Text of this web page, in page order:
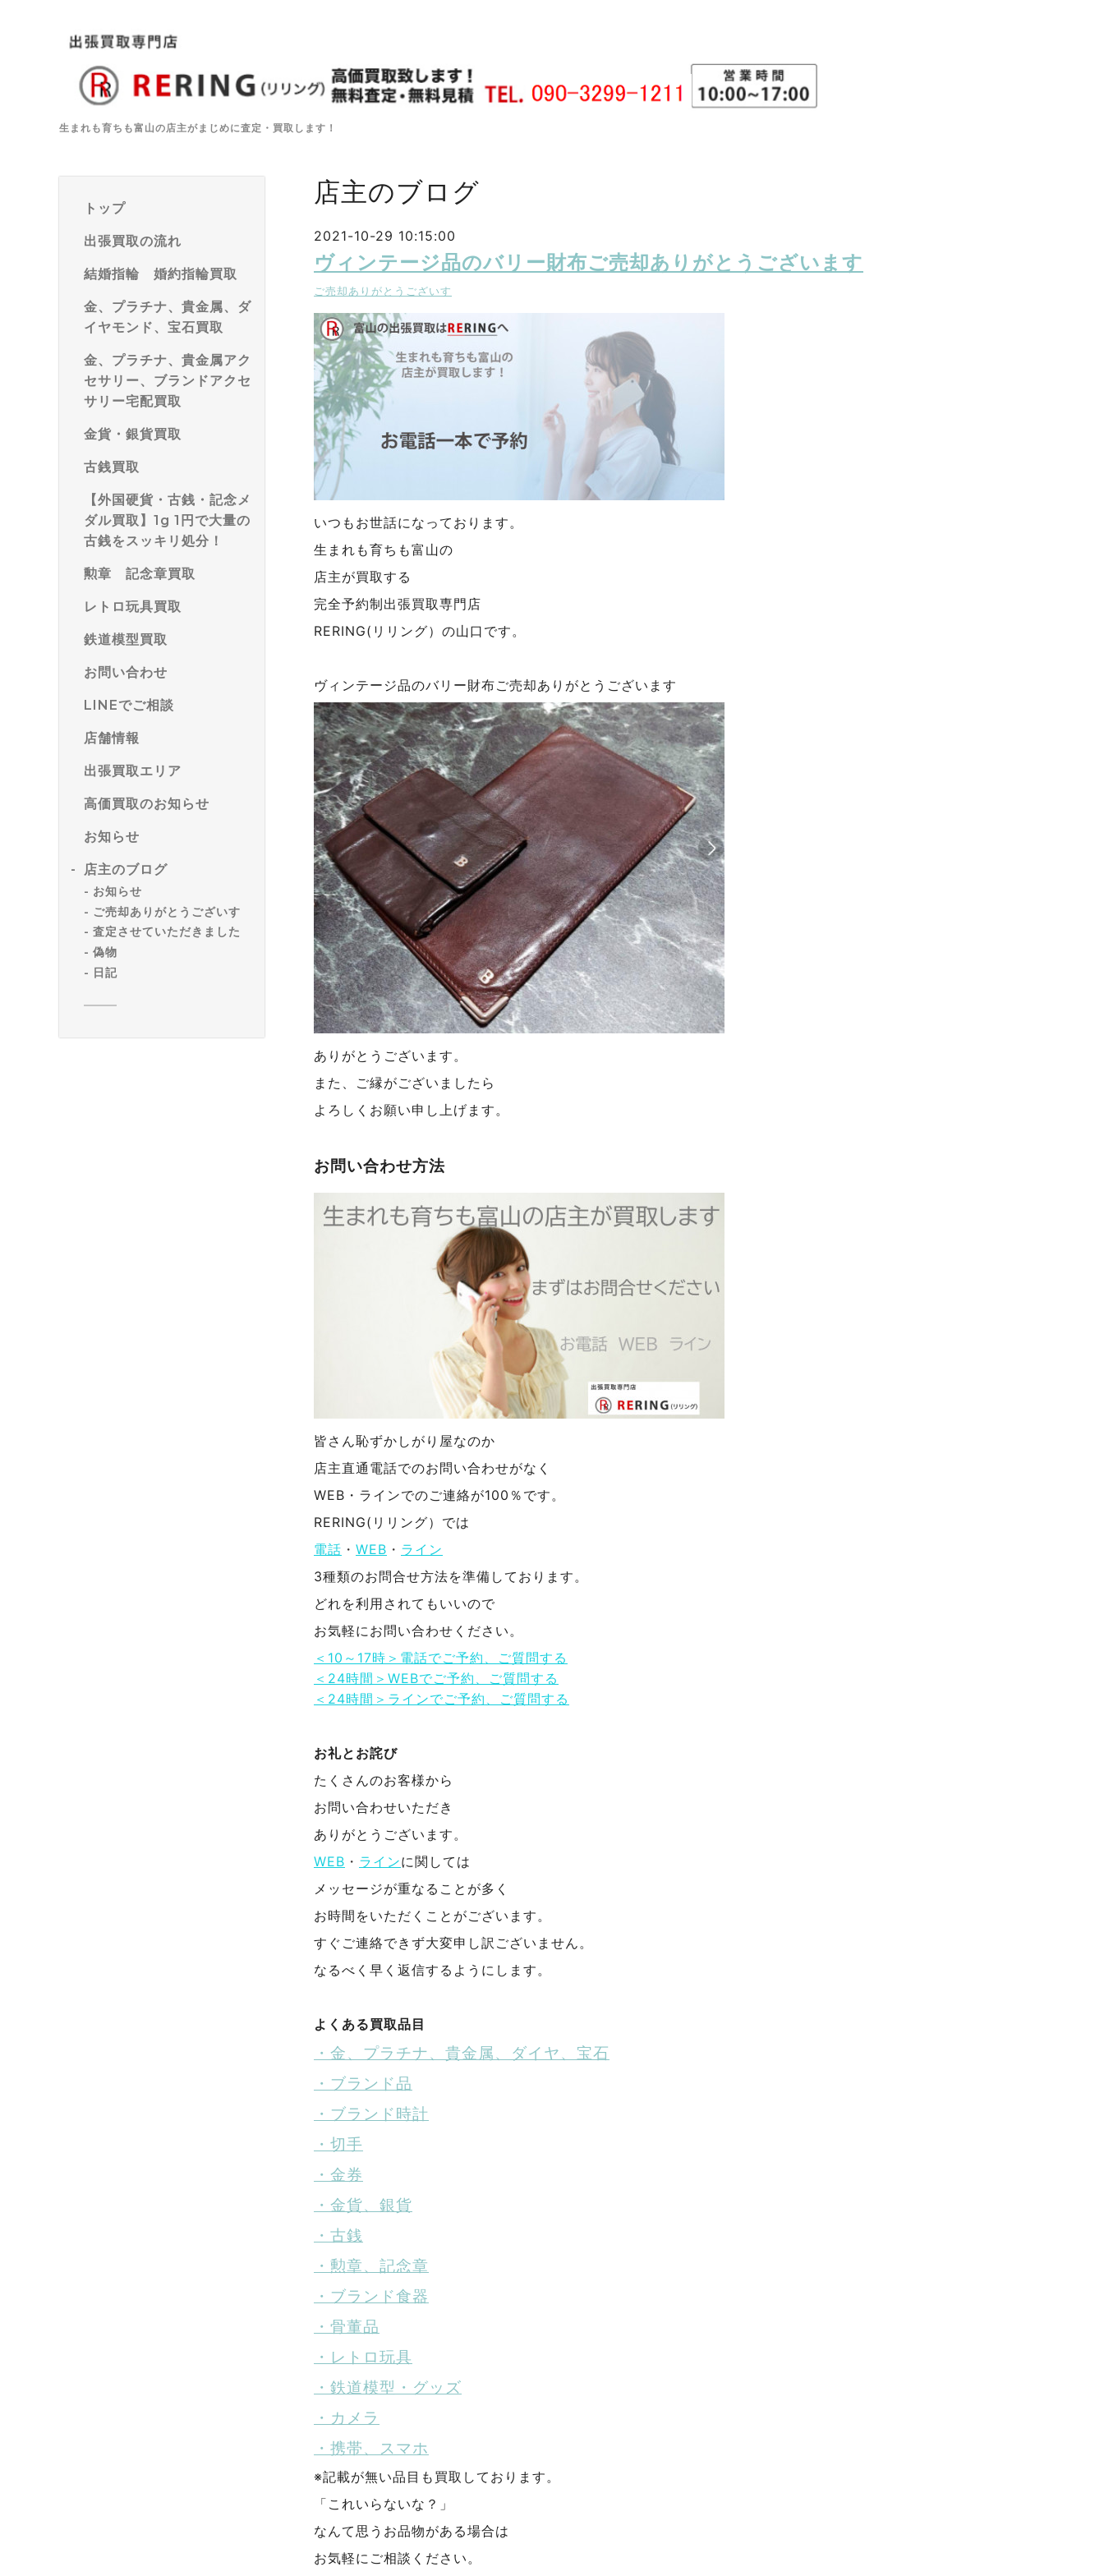
生まれも育ちも富山の店主がまじめに査定・買取します！
トップ
出張買取の流れ
結婚指輪 婚約指輪買取
金、プラチナ、貴金属、ダ
イヤモンド、宝石買取
金、プラチナ、貴金属アク
セサリー、ブランドアクセ
サリー宅配買取
金貨・銀貨買取
古銭買取
【外国硬貨・古銭・記念メ
ダル買取】1g 1円で大量の
古銭をスッキリ処分！
勲章 記念章買取
レトロ玩具買取
鉄道模型買取
お問い合わせ
LINEでご相談
店舗情報
出張買取エリア
高価買取のお知らせ
お知らせ
店主のブログ
お知らせ
ご売却ありがとうございす
査定させていただきました
偽物
日記
店主のブログ
2021-10-29 10:15:00
ヴィンテージ品のバリー財布ご売却ありがとうございます
ご売却ありがとうございす
いつもお世話になっております。
生まれも育ちも富山の
店主が買取する
完全予約制出張買取専門店
RERING(リリング）の山口です。
ヴィンテージ品のバリー財布ご売却ありがとうございます
ありがとうございます。
また、ご縁がございましたら
よろしくお願い申し上げます。
お問い合わせ方法
皆さん恥ずかしがり屋なのか
店主直通電話でのお問い合わせがなく
WEB・ラインでのご連絡が100％です。
RERING(リリング）では
電話 ・ WEB ・ ライン
3種類のお問合せ方法を準備しております。
どれを利用されてもいいので
お気軽にお問い合わせください。
＜10～17時＞電話でご予約、ご質問する
＜24時間＞WEBでご予約、ご質問する
＜24時間＞ラインでご予約、ご質問する
お礼とお詫び
たくさんのお客様から
お問い合わせいただき
ありがとうございます。
WEB ・ ラインに関しては
メッセージが重なることが多く
お時間をいただくことがございます。
すぐご連絡できず大変申し訳ございません。
なるべく早く返信するようにします。
よくある買取品目
・金、プラチナ、貴金属、ダイヤ、宝石
・ブランド品
・ブランド時計
・切手
・金券
・金貨、銀貨
・古銭
・勲章、記念章
・ブランド食器
・骨董品
・レトロ玩具
・鉄道模型・グッズ
・カメラ
・携帯、スマホ
※記載が無い品目も買取しております。
「これいらないな？」
なんて思うお品物がある場合は
お気軽にご相談ください。